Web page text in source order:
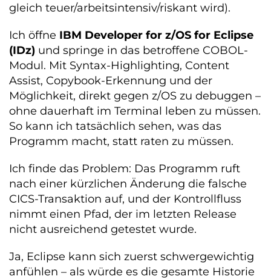
gleich teuer/arbeitsintensiv/riskant wird).
Ich öffne IBM Developer for z/OS for Eclipse
(IDz) und springe in das betroffene COBOL-
Modul. Mit Syntax-Highlighting, Content
Assist, Copybook-Erkennung und der
Möglichkeit, direkt gegen z/OS zu debuggen –
ohne dauerhaft im Terminal leben zu müssen.
So kann ich tatsächlich sehen, was das
Programm macht, statt raten zu müssen.
Ich finde das Problem: Das Programm ruft
nach einer kürzlichen Änderung die falsche
CICS-Transaktion auf, und der Kontrollfluss
nimmt einen Pfad, der im letzten Release
nicht ausreichend getestet wurde.
Ja, Eclipse kann sich zuerst schwergewichtig
anfühlen – als würde es die gesamte Historie